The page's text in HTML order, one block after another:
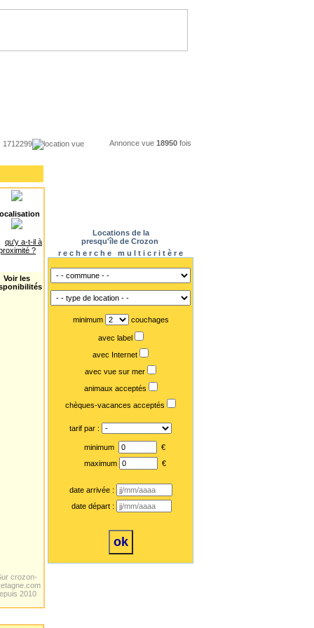
1712299 location vue Annonce vue 18950 fois
qu'y a-t-il à
?
Voir les
crozon-
2010
Locations de la
presqu'île de Crozon
r e c h e r c h e m u l t i c r i t è r e
minimum couchages
avec label
avec Internet
avec vue sur mer
animaux acceptés
chèques-vacances acceptés
tarif par :
minimum
€
maximum
€
date arrivée :
date départ :